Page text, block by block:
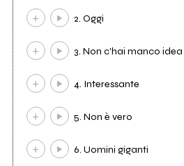
2. Oggi
3. Non c'hai manco idea
4. Interessante
5. Non è vero
6. Uomini giganti